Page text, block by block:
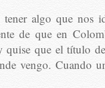
tener algo que nos
de que en
quise que el título
vengo. Cuando